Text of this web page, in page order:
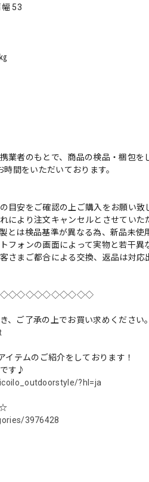
53
業者のもとで、商品の検品・梱包を
間をいただいております。
目安をご確認の上ご購入をお願い致
により注文キャンセルとさせてい
とは検品基準が異なる為、新品未
フォンの画面によって実物と若干異
さまご都合による交換、返品は対応
、ご了承の上でお買い求めください。
テムのご紹介をしております！
いです♪
?hl=ja
☆
3976428